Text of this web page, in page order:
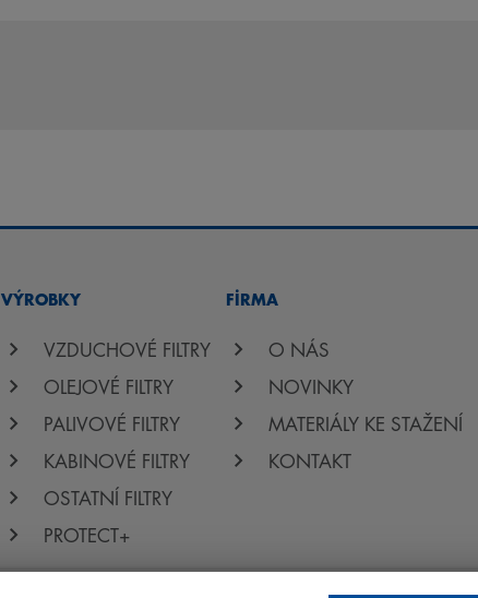
VÝROBKY
VZDUCHOVÉ FILTRY
OLEJOVÉ FILTRY
PALIVOVÉ FILTRY
KABINOVÉ FILTRY
OSTATNÍ FILTRY
PROTECT+
FİRMA
O NÁS
NOVINKY
MATERIÁLY KE STAŽENÍ
KONTAKT